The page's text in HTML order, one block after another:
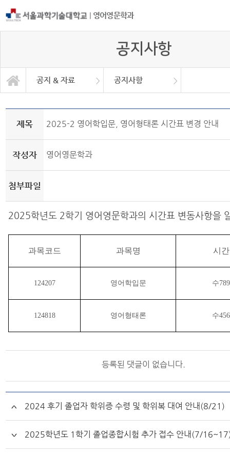
| 영어영문학과
공지사항
공지 & 자료 공지사항
학과소개
학사안내
공지 & 자료
커뮤니티
일반대학원
공지사항
일반자료실
취업정보
취업현황
제목 2025-2 영어학입문, 영어형태론 시간표 변경 안내
작성자 영어영문학과
첨부파일
2025학년도 2학기 영어영문학과의 시간표 변동사항을
과목코드 과목명 시간
124207 영어학입문 수789
124818 영어형태론 수456
등록된 댓글이 없습니다.
2024 후기 졸업자 학위증 수령 및 학위복 대여 안내(8/21)
2025학년도 1학기 졸업종합시험 추가 접수 안내(7/